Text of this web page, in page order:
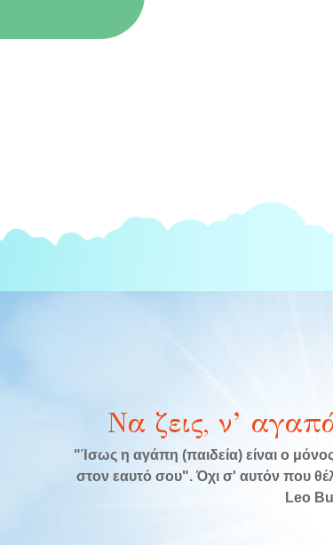
Να ζεις, ν’
"Ίσως η αγάπη (παιδεία) είναι ο
στον εαυτό σου". Όχι σ' αυτόν που
Leo